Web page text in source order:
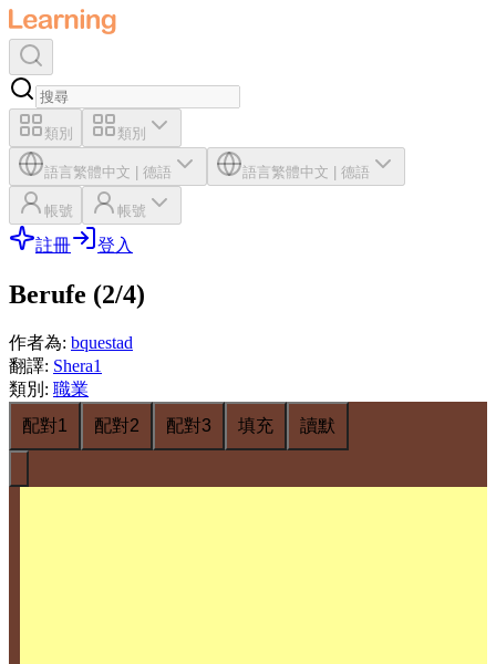
類別 類別
語言繁體中文 德語 語言繁體中文 德語
帳號 帳號
註冊 登入
Berufe (2/4)
作者為: bquestad
翻譯: Shera1
類別 : 職業
配對1
配對2 配對3 填充 讀默